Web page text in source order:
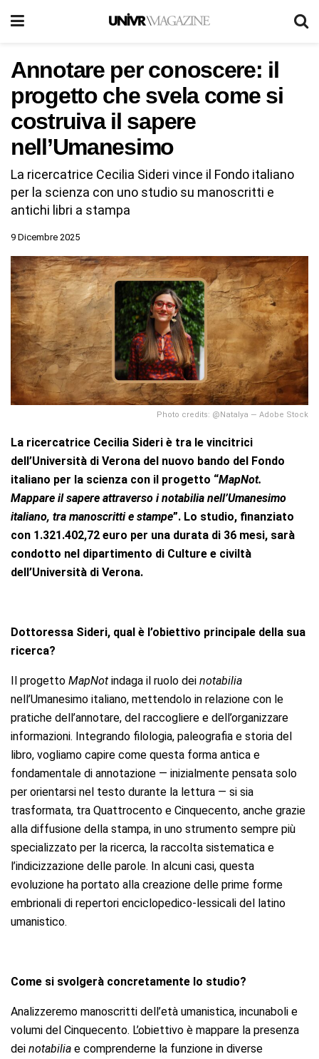
Annotare per conoscere: il
progetto che svela come si
costruiva il sapere
nell’Umanesimo
La ricercatrice Cecilia Sideri vince il Fondo italiano
per la scienza con uno studio su manoscritti e
antichi libri a stampa
9 Dicembre 2025
Photo credits: @Natalya — Adobe Stock
La ricercatrice Cecilia Sideri è tra le vincitrici
dell’Università di Verona del nuovo bando del Fondo
italiano per la scienza con il progetto “MapNot.
Mappare il sapere attraverso inotabilia nell’Umanesimo
italiano, tra manoscritti e stampe”. Lo studio, finanziato
con 1.321.402,72 euro per una durata di 36 mesi, sarà
condotto nel dipartimento di Culture e civiltà
dell’Università di Verona.
Dottoressa Sideri, qual è l’obiettivo principale della sua
ricerca?
Il progetto MapNot indaga il ruolo dei notabilia
nell’Umanesimo italiano, mettendolo in relazione con le
pratiche dell’annotare, del raccogliere e dell’organizzare
informazioni. Integrando filologia, paleografia e storia del
libro, vogliamo capire come questa forma antica e
fondamentale di annotazione — inizialmente pensata solo
per orientarsi nel testo durante la lettura — si sia
trasformata, tra Quattrocento e Cinquecento, anche grazie
alla diffusione della stampa, in uno strumento sempre più
specializzato per la ricerca, la raccolta sistematica e
l’indicizzazione delle parole. In alcuni casi, questa
evoluzione ha portato alla creazione delle prime forme
embrionali di repertori enciclopedico-lessicali del latino
umanistico.
Come si svolgerà concretamente lo studio?
Analizzeremo manoscritti dell’età umanistica, incunaboli e
volumi del Cinquecento. L’obiettivo è mappare la presenza
dei notabilia e comprenderne la funzione in diverse